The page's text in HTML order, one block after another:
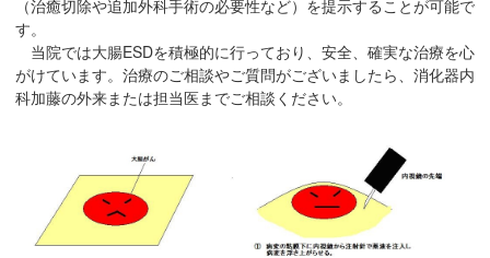
在
の
場
所
へ
ま
す
（治癒切除や追加外科手術の必要性など）を提示することが可能で
す。
当院では大腸ESDを積極的に行っており、安全、確実な治療を心
がけています。治療のご相談やご質問がございましたら、消化器内
科加藤の外来または担当医までご相談ください。